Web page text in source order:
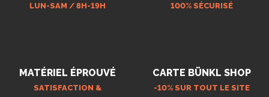
LUN-SAM / 8H-19H 100% SÉCURISÉ
MATÉRIEL ÉPROUVÉ
SATISFACTION &
CARTE BÜNKL SHOP
-10% SUR TOUT LE SITE